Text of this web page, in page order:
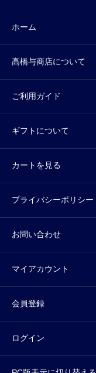
ホーム
高橋与商店について
ご利用ガイド
ギフトについて
カートを見る
プライバシーポリシー
お問い合わせ
マイアカウント
会員登録
ログイン